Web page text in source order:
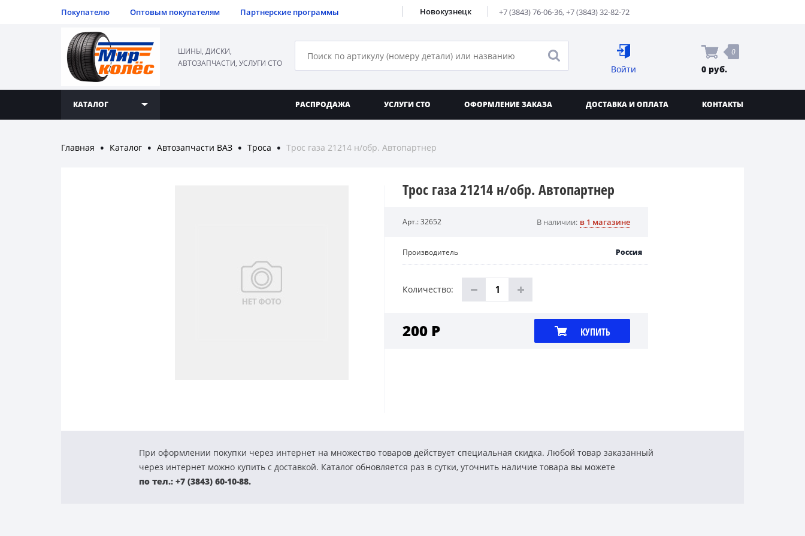
Покупателю Оптовым покупателям Партнерские программы Новокузнецк +7 (3843) 76-06-36,+7 (3843) 32-82-72
ШИНЫ, ДИСКИ,
АВТОЗАПЧАСТИ, УСЛУГИ СТО
Войти
0
0 руб.
КАТАЛОГ РАСПРОДАЖА УСЛУГИ СТО ОФОРМЛЕНИЕ ЗАКАЗА ДОСТАВКА И ОПЛАТА КОНТАКТЫ
Главная ● Каталог ● Автозапчасти ВАЗ ● Троса ● Трос газа 21214 н/обр. Автопартнер
Трос газа 21214 н/обр. Автопартнер
Арт.: 32652 В наличии: в 1 магазине
Производитель Россия
Количество:
200 Р КУПИТЬ
При оформлении покупки через интернет на множество товаров действует специальная скидка. Любой товар заказанный
через интернет можно купить с доставкой. Каталог обновляется раз в сутки, уточнить наличие товара вы можете
по тел.: +7 (3843) 60-10-88.